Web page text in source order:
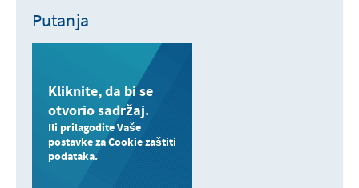
Putanja
Kliknite, da bi se
otvorio sadržaj.
Ili prilagodite Vaše
postavke za Cookie zaštiti
podataka.